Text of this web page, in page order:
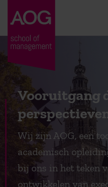
Vooruitgang
Wij zijn AOG, een
academisch
bij ons in het teken
ontwikkelen van